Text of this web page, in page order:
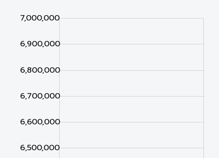
6,000,000
6,500,000
6,600,000
6,700,000
6,800,000
6,900,000
7,000,000